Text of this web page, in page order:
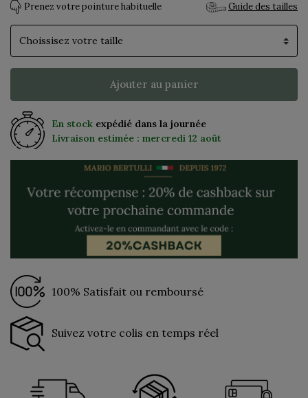
Prenez votre pointure habituelle Guide des tailles
Pointure
Ajouter au panier
En stock expédié dans la journée
Livraison estimée : mercredi 12 août
100% Satisfait ou remboursé
Suivez votre colis en temps réel